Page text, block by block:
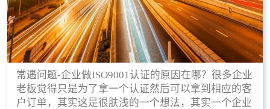
常遇问题-企业做ISO9001认证的原因在哪？很多企业
老板觉得只是为了拿一个认证然后可以拿到相应的客
户订单，其实这是很肤浅的一个想法，其实一个企业